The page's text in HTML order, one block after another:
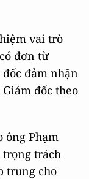
vai trò
đơn từ
đảm nhận
đốc theo
ông Phạm
trọng trách
trung cho